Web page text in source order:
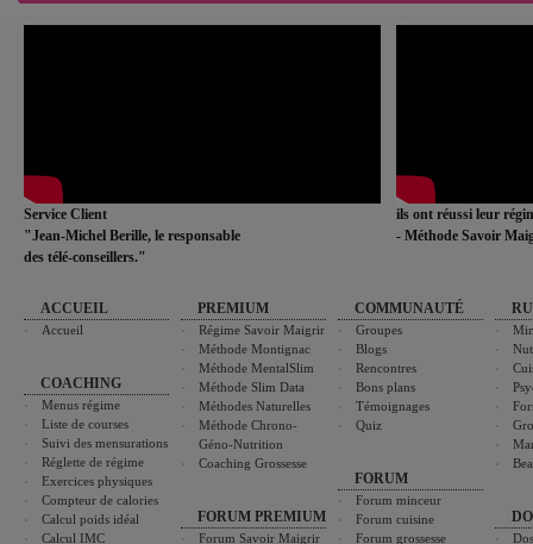
Service Client
"Jean-Michel Berille, le responsable
des télé-conseillers."
ils ont réussi leur
- Méthode Savoir
ACCUEIL
Accueil
COACHING
Menus régime
Liste de courses
Suivi des mensurations
Réglette de régime
Exercices physiques
Compteur de calories
Calcul poids idéal
Calcul IMC
PREMIUM
Régime Savoir Maigrir
Méthode Montignac
Méthode MentalSlim
Méthode Slim Data
Méthodes Naturelles
Méthode Chrono-
Géno-Nutrition
Coaching Grossesse
FORUM PREMIUM
Forum Savoir Maigrir
COMMUNAUTÉ
Groupes
Blogs
Rencontres
Bons plans
Témoignages
Quiz
FORUM
Forum minceur
Forum cuisine
Forum grossesse